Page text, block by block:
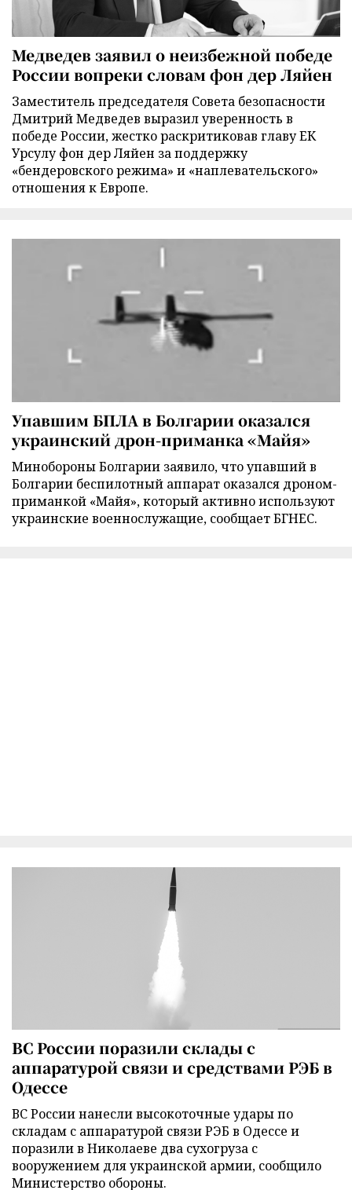
Медведев заявил о неизбежной победе
России вопреки словам фон дер Ляйен
Заместитель председателя Совета безопасности
Дмитрий Медведев выразил уверенность в
победе России, жестко раскритиковав главу ЕК
Урсулу фон дер Ляйен за поддержку
«бендеровского режима» и «наплевательского»
отношения к Европе.
Упавшим БПЛА в Болгарии оказался
украинский дрон-приманка «Майя»
Минобороны Болгарии заявило, что упавший в
Болгарии беспилотный аппарат оказался дроном-
приманкой «Майя», который активно используют
украинские военнослужащие, сообщает БГНЕС.
ВС России поразили склады с
аппаратурой связи и средствами РЭБ в
Одессе
ВС России нанесли высокоточные удары по
складам с аппаратурой связи РЭБ в Одессе и
поразили в Николаеве два сухогруза с
вооружением для украинской армии, сообщило
Министерство обороны.